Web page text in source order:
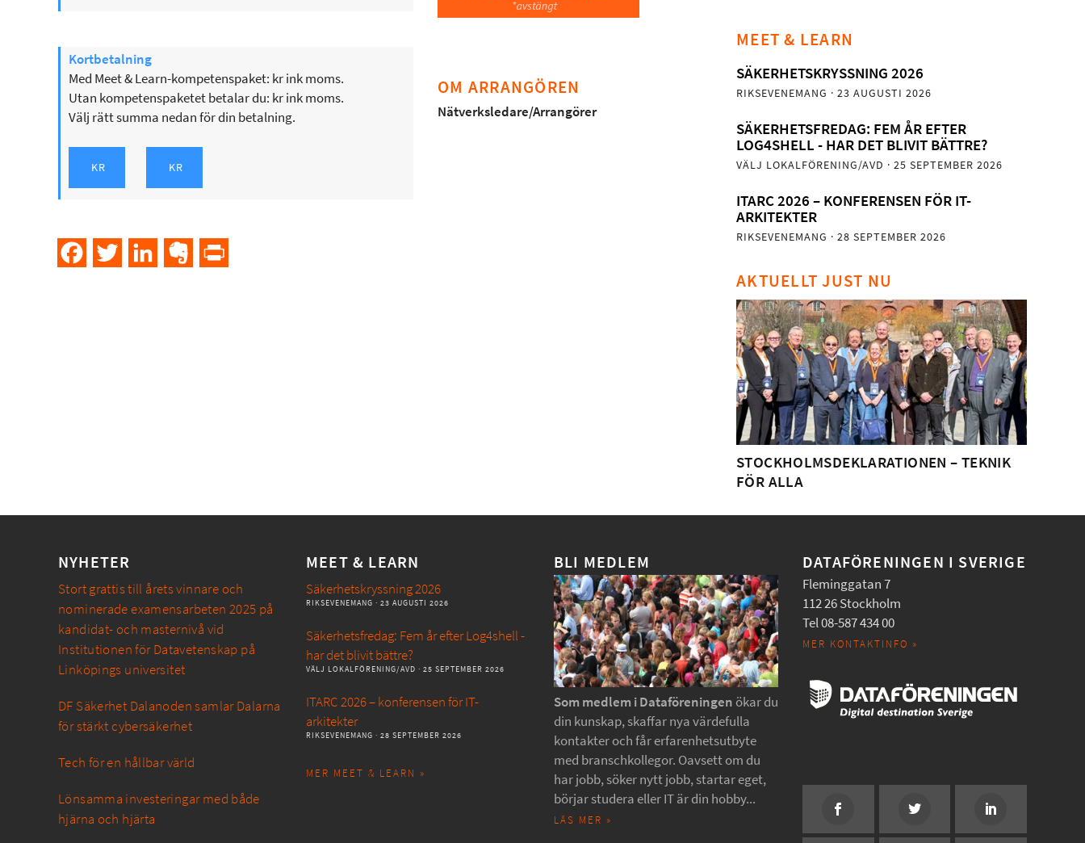
Kortbetalning
Med Meet & Learn-kompetenspaket: kr ink moms.
Utan kompetenspaketet betalar du: kr ink moms.
Välj rätt summa nedan för din betalning.
OM ARRANGÖREN
Nätverksledare/Arrangörer
FacebookTwitter LinkedInEvernote
MEET & LEARN
SÄKERHETSKRYSSNING 2026
RIKSEVENEMANG · 23 AUGUSTI 2026
SÄKERHETSFREDAG: FEM ÅR EFTER
LOG4SHELL - HAR DET BLIVIT BÄTTRE?
VÄLJ LOKALFÖRENING/AVD · 25 SEPTEMBER 2026
ITARC 2026 – KONFERENSEN FÖR IT-
ARKITEKTER
RIKSEVENEMANG · 28 SEPTEMBER 2026
AKTUELLT JUST NU
STOCKHOLMSDEKLARATIONEN – TEKNIK
FÖR ALLA
NYHETER
Stort grattis till årets vinnare och
nominerade examensarbeten 2025 på
kandidat- och masternivå vid
Institutionen för Datavetenskap på
Linköpings universitet
DF Säkerhet Dalanoden samlar Dalarna
för stärkt cybersäkerhet
Tech för en hållbar värld
Lönsamma investeringar med både
hjärna och hjärta
MEET & LEARN
Säkerhetskryssning 2026
RIKSEVENEMANG · 23 AUGUSTI 2026
Säkerhetsfredag: Fem år efter Log4shell -
har det blivit bättre?
VÄLJ LOKALFÖRENING/AVD · 25 SEPTEMBER 2026
ITARC 2026 – konferensen för IT-
arkitekter
RIKSEVENEMANG · 28 SEPTEMBER 2026
MER MEET & LEARN »
BLI MEDLEM
Som medlem i Dataföreningen ökar du
din kunskap, skaffar nya värdefulla
kontakter och får erfarenhetsutbyte
med branschkollegor. Oavsett om du
har jobb, söker nytt jobb, startar eget,
börjar studera eller IT är din hobby...
LÄS MER »
DATAFÖRENINGEN I SVERIGE
Fleminggatan 7
112 26 Stockholm
Tel 08-587 434 00
MER KONTAKTINFO »